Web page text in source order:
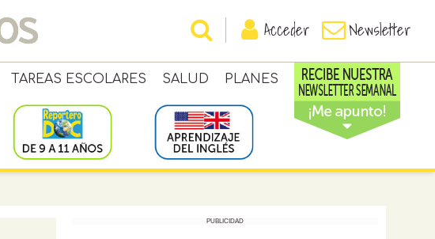
Acceder Newsletter
TAREAS ESCOLARES SALUD PLANES
PUBLICIDAD